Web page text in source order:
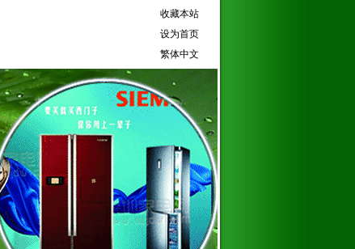
收藏本站
设为首页
繁体中文